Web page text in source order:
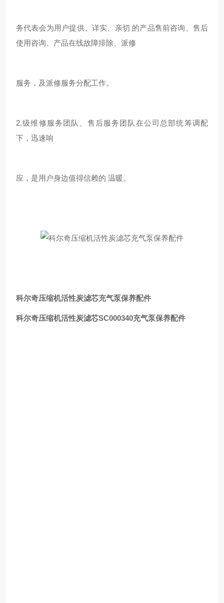
务代表会为用户提供、详实、亲切 的产品售前咨询、售后
使用咨询、产品在线故障排除、派修
服务，及派修服务分配工作。
2.级维修服务团队、售后服务团队在公司总部统筹调配
下，迅速响
应，是用户身边值得信赖的 温暖。
科尔奇压缩机活性炭滤芯充气泵保养配件
科尔奇压缩机活性炭滤芯SC000340充气泵保养配件